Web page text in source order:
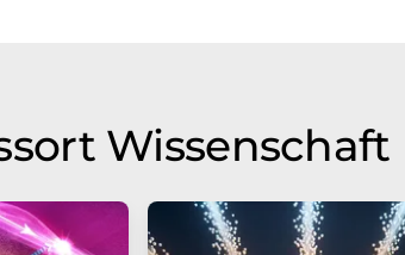
Wissenschaft